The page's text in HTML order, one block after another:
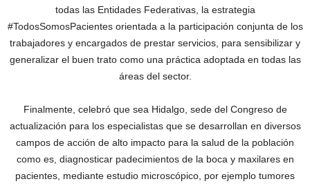
todas las Entidades Federativas, la estrategia
#TodosSomosPacientes orientada a la participación conjunta de los
trabajadores y encargados de prestar servicios, para sensibilizar y
generalizar el buen trato como una práctica adoptada en todas las
áreas del sector.
Finalmente, celebró que sea Hidalgo, sede del Congreso de
actualización para los especialistas que se desarrollan en diversos
campos de acción de alto impacto para la salud de la población
como es, diagnosticar padecimientos de la boca y maxilares en
pacientes, mediante estudio microscópico, por ejemplo tumores